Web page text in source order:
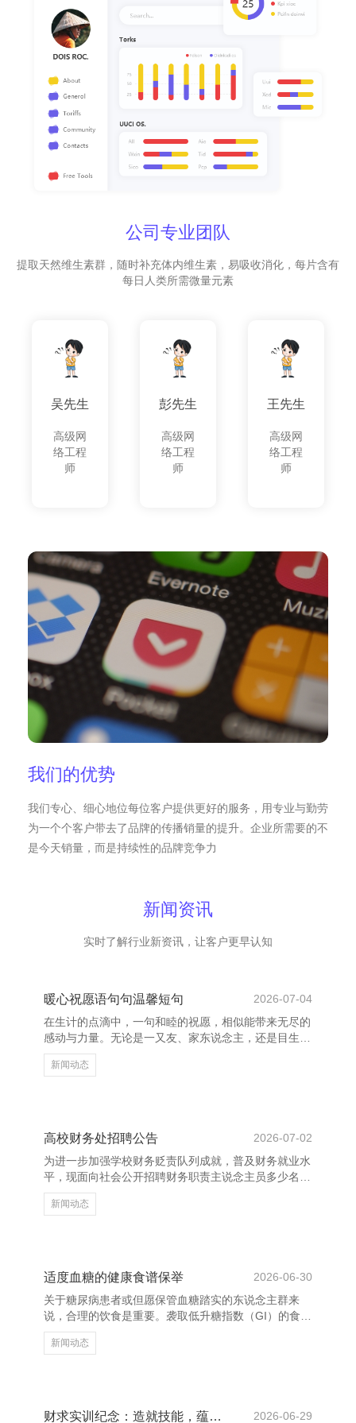
公司专业团队
提取天然维生素群，随时补充体内维生素，易吸收消化，每片含有
每日人类所需微量元素
吴先生
高级网
络工程
师
彭先生
高级网
络工程
师
王先生
高级网
络工程
师
我们的优势
我们专心、细心地位每位客户提供更好的服务，用专业与勤劳
为一个个客户带去了品牌的传播销量的提升。企业所需要的不
是今天销量，而是持续性的品牌竞争力
新闻资讯
实时了解行业新资讯，让客户更早认知
暖心祝愿语句句温馨短句
2026-07-04
在生计的点滴中，一句和睦的祝愿，相似能带来无尽的
感动与力量。无论是一又友、家东说念主，还是目生东
说念主，一句浅显的“愿你一切安好”，皆能让东说念主
感受到宇宙的温情。 生计中未免有风雨，但只好心中
友情如茶，越品越香；亲情如水，润物无声。愿你和家
东说念主常聚，与一又友常伴，相互惦记，相互和睦。
在你疼痛时，有东说念主为你递上一杯热茶；在你失意
时，有东说念主给
新闻动态
高校财务处招聘公告
2026-07-02
为进一步加强学校财务贬责队列成就，普及财务就业水
平，现面向社会公开招聘财务职责主说念主员多少名。
本次招聘岗亭为高校财务处司帐或出纳岗亭，具体要求
如下： 应聘者需具备国度承认的本科及以上学历，专
职责教化者优先研讨。 这次招聘坚抓公开、平正、平
正的原则，给与简历筛选与口试相集合的相貌进行。报
名放荡工夫为2025年4月15日，专诚者请将个东说念主
简历及干系评
新闻动态
适度血糖的健康食谱保举
2026-06-30
关于糖尿病患者或但愿保管血糖踏实的东说念主群来
说，合理的饮食是重要。袭取低升糖指数（GI）的食品
有助于幸免血糖剧烈波动，从而裁汰并发症风险。 最
初，提议多吃富含膳食纤维的全谷物，如燕麦、糙米和
质卵白质，如鸡胸肉、鱼类和豆类，有助于增强饱腹
新闻动态
财求实训纪念：造就技能，蕴蓄训导
2026-06-29